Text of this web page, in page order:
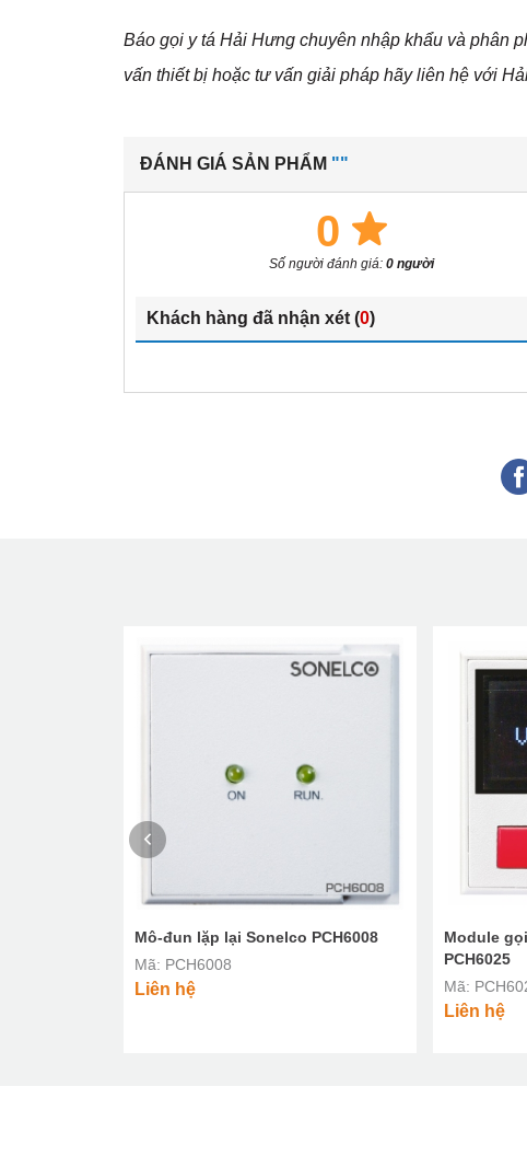
Báo gọi y tá Hải Hưng chuyên nhập khẩu và phân
vấn thiết bị hoặc tư vấn giải pháp hãy liên hệ với
ĐÁNH GIÁ SẢN PHẨM ""
0
Số người đánh giá: 0 người
Khách hàng đã nhận xét (0)
Mô-đun lặp lại Sonelco PCH6008
Mã: PCH6008
Liên hệ
Module
PCH6025
Mã:
Liên hệ